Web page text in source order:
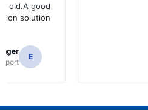
old.A good
solution
E